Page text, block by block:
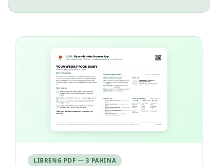
LIBRENG PDF — 3 PAHINA